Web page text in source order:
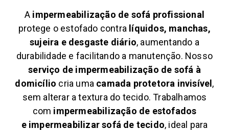
A impermeabilização de sofá profissional
protege o estofado contra líquidos, manchas,
sujeira e desgaste diário, aumentando a
durabilidade e facilitando a manutenção. Nosso
serviço de impermeabilização de sofá à
domicílio cria uma camada protetora invisível,
sem alterar a textura do tecido. Trabalhamos
com impermeabilização de estofados
e impermeabilizar sofá de tecido, ideal para